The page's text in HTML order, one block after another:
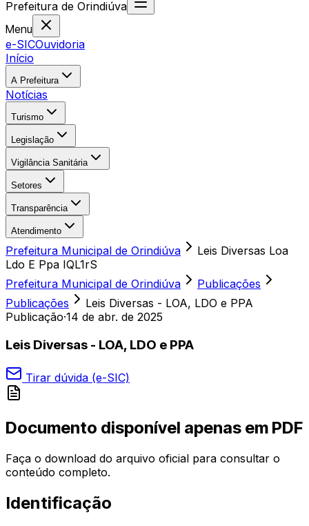
Prefeitura de Orindiúva
Menu
e-SICOuvidoria
Início
A Prefeitura
Notícias
Turismo
Legislação
Vigilância Sanitária
Setores
Transparência
Atendimento
Prefeitura Municipal de Orindiúva
Leis Diversas Loa
Ldo E Ppa IQL1rS
Prefeitura Municipal de Orindiúva
Publicações
Publicações
Leis Diversas - LOA, LDO e PPA
Publicação·14 de abr. de 2025
Leis Diversas - LOA, LDO e PPA
Tirar dúvida (e-SIC)
Documento disponível apenas em PDF
Faça o download do arquivo oficial para consultar o
conteúdo completo.
Identificação